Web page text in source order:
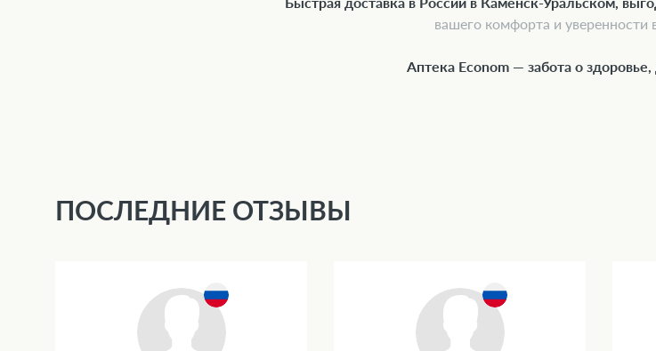
вашего комфорта и уверенности
Аптека Econom — забота о
ПОСЛЕДНИЕ ОТЗЫВЫ